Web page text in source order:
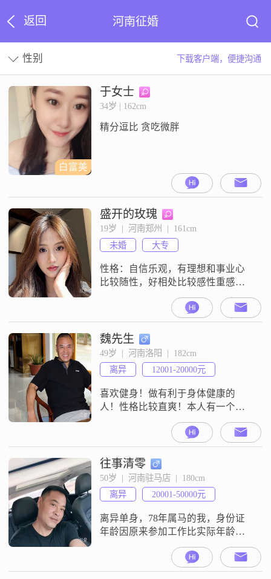
返回 河南征婚
性别 下载客户端，便捷沟通
白富美
于女士
34岁 | 162cm
精分逗比 贪吃微胖
盛开的玫瑰
19岁  |  河南郑州  |  161cm
未婚
大专
性格：自信乐观，有理想和事业心
比较随性，好相处比较感性重感情
择偶标准：对长相颜值没有什么要
求，看得过去能接受就行。喜欢成
熟稳重，真诚大方，有责任心，把
自己当作特别和唯一舍得对自己付
出的男性。
魏先生
49岁  |  河南洛阳  |  182cm
离异
12001-20000元
喜欢健身！做有利于身体健康的
人！性格比较直爽！本人有一个孩
往事清零
50岁  |  河南驻马店  |  180cm
离异
20001-50000元
离异单身，78年属马的我，身份证
年龄因原来参加工作比实际年龄改
大了3岁，希望遇到有缘的你，2026
年以后不想一个人生活了，现寻40
岁到45岁之间，形象好，气质佳，